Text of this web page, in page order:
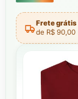
Frete grátis
de R$ 90,00